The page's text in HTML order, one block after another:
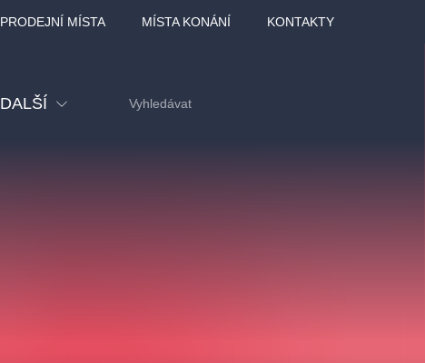
PRODEJNÍ MÍSTA MÍSTA KONÁNÍ KONTAKTY
DALŠÍ